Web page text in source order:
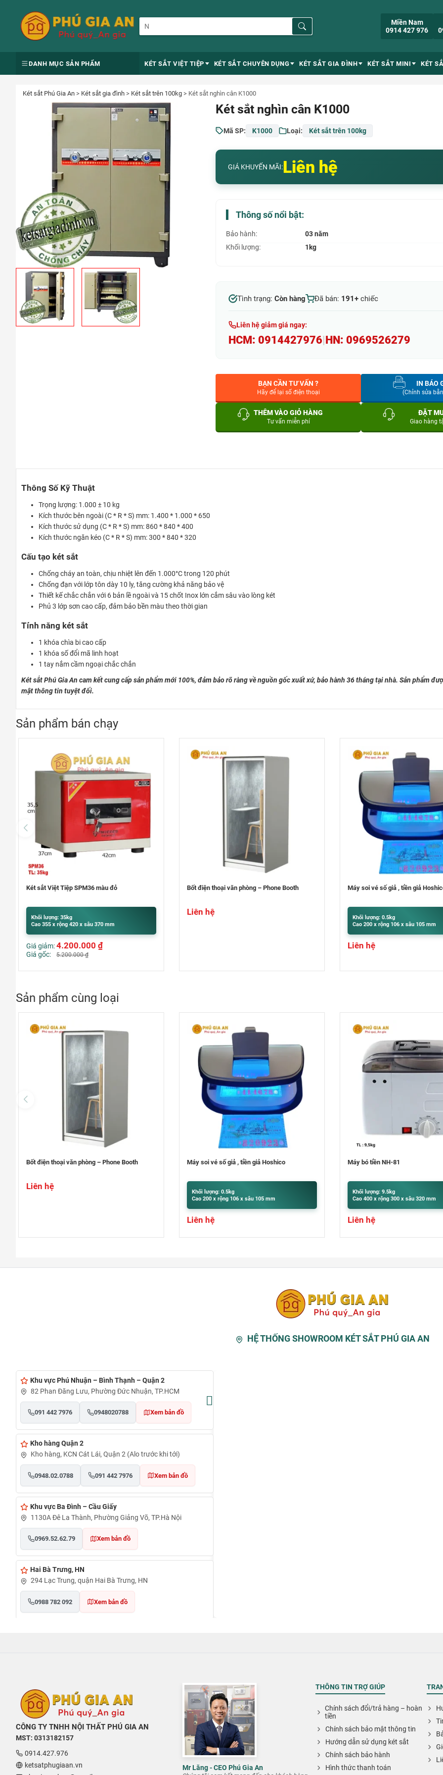
Miền Nam
0914 427 976
DANH MỤC SẢN PHẨM KÉT SẮT VIỆT TIỆP KÉT SẮT CHUYÊN DỤNG KÉT SẮT GIA ĐÌNH KÉT SẮT MINI KÉT
Két sắt Phú Gia An > Két sắt gia đình > Két sắt trên 100kg > Két sắt nghìn cân K1000
Két sắt nghìn cân K1000
Mã SP: K1000 Loại: Két sắt trên 100kg
GIÁ KHUYẾN MÃI:Liên hệ
Thông số nổi bật:
Bảo hành:
03 năm
Khối lượng:
1kg
Tình trạng: Còn hàng Đã bán: 191+ chiếc
Liên hệ giảm giá ngay:
HCM: 0914427976|HN: 0969526279
BẠN CẦN TƯ VẤN ?
Hãy để lại số điện thoại
IN BÁO
(Chỉnh sửa
THÊM VÀO GIỎ HÀNG
Tư vấn miễn phí
ĐẶT
Giao hàng
Thông Số Kỹ Thuật
Trọng lượng: 1.000 ± 10 kg
Kích thước bên ngoài (C * R * S) mm: 1.400 * 1.000 * 650
Kích thước sử dụng (C * R * S) mm: 860 * 840 * 400
Kích thước ngăn kéo (C * R * S) mm: 300 * 840 * 320
Cấu tạo két sắt
Chống cháy an toàn, chịu nhiệt lên đến 1.000°C trong 120 phút
Chống đạn với lớp tôn dày 10 ly, tăng cường khả năng bảo vệ
Thiết kế chắc chắn với 6 bản lề ngoài và 15 chốt Inox lớn cắm sâu vào lòng két
Phủ 3 lớp sơn cao cấp, đảm bảo bền màu theo thời gian
Tính năng két sắt
1 khóa chìa bi cao cấp
1 khóa số đổi mã linh hoạt
1 tay nắm cầm ngoại chắc chắn
Két sắt Phú Gia An cam kết cung cấp sản phẩm mới 100%, đảm bảo rõ ràng về nguồn gốc xuất xứ, bảo hành 36 tháng tại nhà. Sản phẩm
mật thông tin tuyệt đối.
Sản phẩm bán chạy
Bốt điện thoại văn phòng – Phone Booth
Liên hệ
Máy soi vé số giả , tiền giả Hoshico
Khối lượng: 0.5kg
Máy bó tiền NH-81
Khối lượng: 9.5kg
Cao 400 x rộng 300 x sâu 320 mm
Liên hệ
Sản phẩm cùng loại
Máy soi vé số giả , tiền giả Hoshico
Khối lượng: 0.5kg
Máy bó tiền NH-81
Khối lượng: 9.5kg
Cao 400 x rộng 300 x sâu 320 mm
Liên hệ
Máy đếm tiền Hoshico Pin Sạc
Khối lượng: 4kg
Cao 295 x rộng 248 x sâu 205 mm
Liên hệ
HỆ THỐNG SHOWROOM KÉT SẮT PHÚ GIA AN
Khu vực Phú Nhuận – Bình Thạnh – Quận 2
82 Phan Đăng Lưu, Phường Đức Nhuận, TP.HCM
091 442 7976 0948020788 Xem bản đồ
Kho hàng Quận 2
Kho hàng, KCN Cát Lái, Quận 2 (Alo trước khi tới)
0948.02.0788 091 442 7976 Xem bản đồ
Khu vực Ba Đình – Cầu Giấy
1130A Đê La Thành, Phường Giảng Võ, TP.Hà Nội
0969.52.62.79 Xem bản đồ
Hai Bà Trưng, HN
294 Lạc Trung, quận Hai Bà Trưng, HN
0988 782 092 Xem bản đồ
TẠI PHÚ QUỐC
Đường Ruby 3, Shophouse Bãi Kem, Phường An Thới, TP
Phú Quốc
0948020788
CÔNG TY TNHH NỘI THẤT PHÚ GIA AN
MST: 0313182157
0914.427.976
ketsatphugiaan.vn
Mr Lăng - CEO Phú Gia An
THÔNG TIN TRỢ GIÚP
Chính sách đổi/trả hàng – hoàn
tiền
Chính sách bảo mật thông tin
Hướng dẫn sử dụng két sắt
Chính sách bảo hành
Hình thức thanh toán